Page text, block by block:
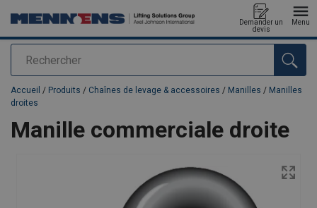
Rechercher
Demander un
devis
Menu
Ajouté au panier
Accueil / Produits / Chaînes de levage & accessoires / Manilles / Manilles
droites
Manille commerciale droite